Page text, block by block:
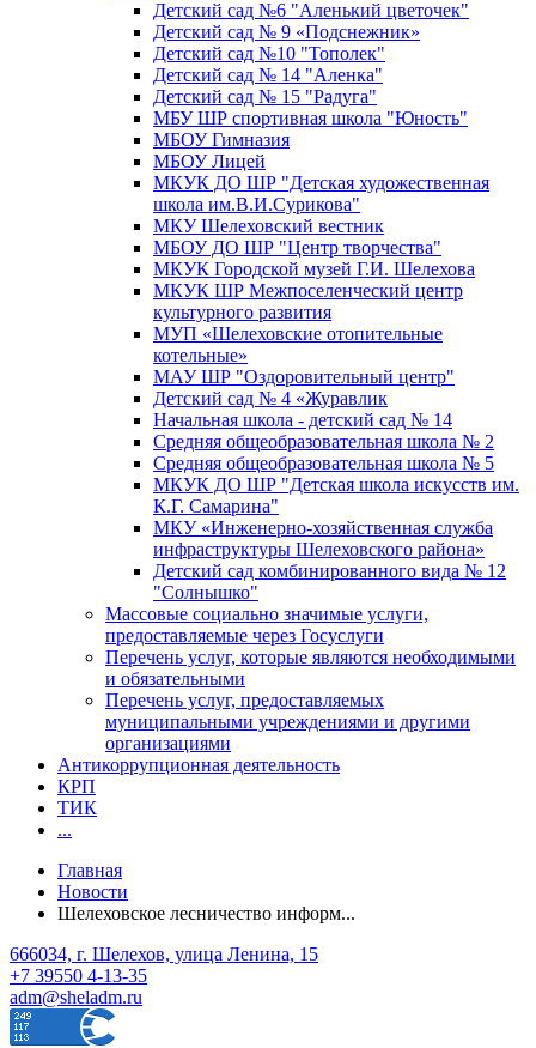
Детский сад №6 "Аленький цветочек"
Детский сад № 9 «Подснежник»
Детский сад №10 "Тополек"
Детский сад № 14 "Аленка"
Детский сад № 15 "Радуга"
МБУ ШР спортивная школа "Юность"
МБОУ Гимназия
МБОУ Лицей
МКУК ДО ШР "Детская художественная
школа им.В.И.Сурикова"
МКУ Шелеховский вестник
МБОУ ДО ШР "Центр творчества"
МКУК Городской музей Г.И. Шелехова
МКУК ШР Межпоселенческий центр
культурного развития
МУП «Шелеховские отопительные
котельные»
МАУ ШР "Оздоровительный центр"
Детский сад № 4 «Журавлик
Начальная школа - детский сад № 14
Средняя общеобразовательная школа № 2
Средняя общеобразовательная школа № 5
МКУК ДО ШР "Детская школа искусств им.
К.Г. Самарина"
МКУ «Инженерно-хозяйственная служба
инфраструктуры Шелеховского района»
Детский сад комбинированного вида № 12
"Солнышко"
Массовые социально значимые услуги,
предоставляемые через Госуслуги
Перечень услуг, которые являются необходимыми
и обязательными
Перечень услуг, предоставляемых
муниципальными учреждениями и другими
организациями
Антикоррупционная деятельность
КРП
ТИК
...
Главная
Новости
Шелеховское лесничество информ...
666034, г. Шелехов, улица Ленина, 15
+7 39550 4-13-35
adm@sheladm.ru